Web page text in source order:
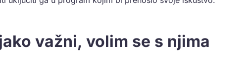
važni, volim se s njima